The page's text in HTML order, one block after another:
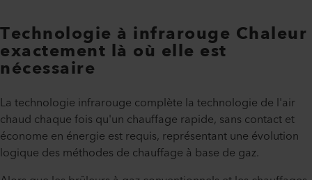
Technologie à infrarouge Chaleur
exactement là où elle est
nécessaire
La technologie infrarouge complète la technologie de l'air
chaud chaque fois qu'un chauffage rapide, sans contact et
économe en énergie est requis, représentant une évolution
logique des méthodes de chauffage à base de gaz.